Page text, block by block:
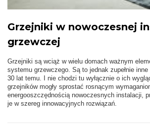
Grzejniki w nowoczesnej
grzewczej
Grzejniki są wciąż w wielu domach ważnym
systemu grzewczego. Są to jednak zupełnie
30 lat temu. I nie chodzi tu wyłącznie o ich
grzejników mogły sprostać rosnącym
energooszczędnością nowoczesnych instalacji,
je w szereg innowacyjnych rozwiązań.